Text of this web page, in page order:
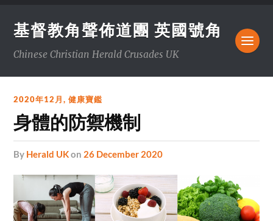
基督教角聲佈道團 英國號角
Chinese Christian Herald Crusades UK
2020年12月,健康寶鑑
身體的防禦機制
by Herald UKon 26 December 2020